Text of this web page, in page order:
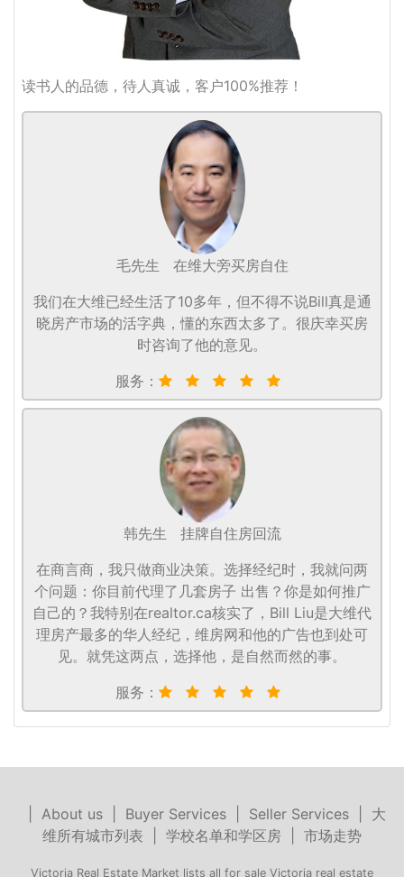
读书人的品德，待人真诚，客户100%推荐！
毛先生
在维大旁买房自住
我们在大维已经生活了10多年，但不得不说Bill真是通
晓房产市场的活字典，懂的东西太多了。很庆幸买房
时咨询了他的意见。
服务：
韩先生
挂牌自住房回流
在商言商，我只做商业决策。选择经纪时，我就问两
个问题：你目前代理了几套房子 出售？你是如何推广
自己的？我特别在realtor.ca核实了，Bill Liu是大维代
理房产最多的华人经纪，维房网和他的广告也到处可
见。就凭这两点，选择他，是自然而然的事。
服务：
About us| Buyer Services| Seller Services| 大
维所有城市列表
学校名单和学区房 市场走势
Victoria Real Estate Market lists all for sale Victoria real estate